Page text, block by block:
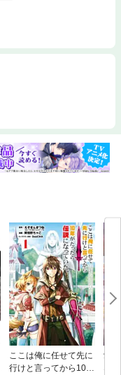
ここは俺に任せて先に
行けと言ってから10年
愛
な